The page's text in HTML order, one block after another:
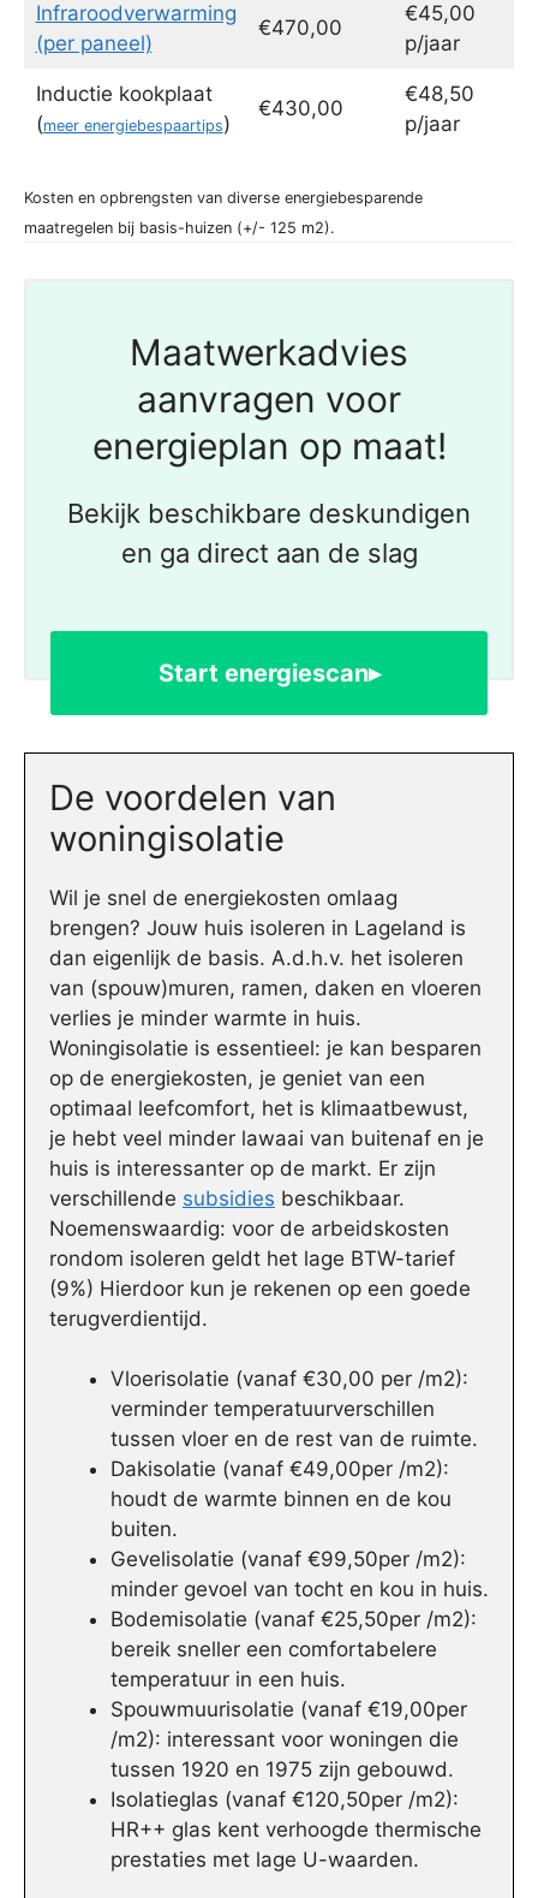
Infraroodverwarming
(per paneel)
€470,00
€45,00
p/jaar
Inductie kookplaat
(meer energiebespaartips)
€430,00
€48,50
p/jaar
Kosten en opbrengsten van diverse energiebesparende
maatregelen bij basis-huizen (+/- 125 m2).
Maatwerkadvies
aanvragen voor
energieplan op maat!
Bekijk beschikbare deskundigen
en ga direct aan de slag
Start energiescan▸
De voordelen van
woningisolatie
Wil je snel de energiekosten omlaag
brengen? Jouw huis isoleren in Lageland is
dan eigenlijk de basis. A.d.h.v. het isoleren
van (spouw)muren, ramen, daken en vloeren
verlies je minder warmte in huis.
Woningisolatie is essentieel: je kan besparen
op de energiekosten, je geniet van een
optimaal leefcomfort, het is klimaatbewust,
je hebt veel minder lawaai van buitenaf en je
huis is interessanter op de markt. Er zijn
verschillende subsidies beschikbaar.
Noemenswaardig: voor de arbeidskosten
rondom isoleren geldt het lage BTW-tarief
(9%) Hierdoor kun je rekenen op een goede
terugverdientijd.
Vloerisolatie (vanaf €30,00 per /m2):
verminder temperatuurverschillen
tussen vloer en de rest van de ruimte.
Dakisolatie (vanaf €49,00per /m2):
houdt de warmte binnen en de kou
buiten.
Gevelisolatie (vanaf €99,50per /m2):
minder gevoel van tocht en kou in huis.
Bodemisolatie (vanaf €25,50per /m2):
bereik sneller een comfortabelere
temperatuur in een huis.
Spouwmuurisolatie (vanaf €19,00per
/m2): interessant voor woningen die
tussen 1920 en 1975 zijn gebouwd.
Isolatieglas (vanaf €120,50per /m2):
HR++ glas kent verhoogde thermische
prestaties met lage U-waarden.